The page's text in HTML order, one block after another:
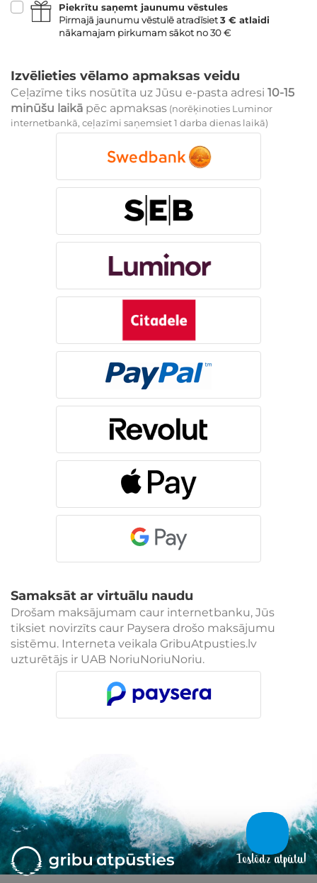
Piekrītu saņemt jaunumu vēstules
Pirmajā jaunumu vēstulē atradīsiet3 € atlaidi
nākamajam pirkumam sākot no 30 €
Izvēlieties vēlamo apmaksas veidu
Ceļazīme tiks nosūtīta uz Jūsu e-pasta adresi 10-15
minūšu laikā pēc apmaksas (norēķinoties Luminor
internetbankā, ceļazīmi saņemsiet 1 darba dienas laikā)
Samaksāt ar virtuālu naudu
Drošam maksājumam caur internetbanku, Jūs
tiksiet novirzīts caur Paysera drošo maksājumu
sistēmu. Interneta veikala GribuAtpusties.lv
uzturētājs ir UAB NoriuNoriuNoriu.
Ieslēdz atpūtu!